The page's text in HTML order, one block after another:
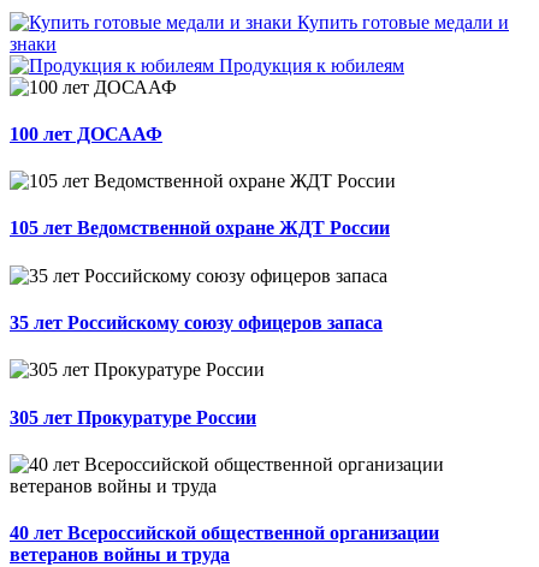
Купить готовые медали и
знаки
Продукция к юбилеям
100 лет ДОСААФ
105 лет Ведомственной охране ЖДТ России
35 лет Российскому союзу офицеров запаса
305 лет Прокуратуре России
40 лет Всероссийской общественной организации
ветеранов войны и труда